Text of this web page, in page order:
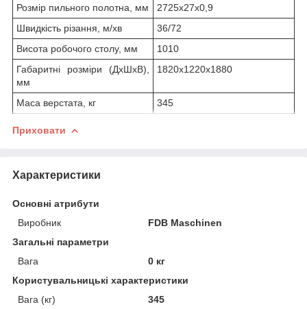
Розмір пильного полотна, мм
2725x27x0,9
Швидкість різання, м/хв
36/72
Висота робочого столу, мм
1010
Габаритні розміри (ДхШхВ),
мм
1820х1220х1880
Маса верстата, кг 345
Приховати
Характеристики
Основні атрибути
Виробник
FDB Maschinen
Загальні параметри
Вага
0 кг
Користувальницькі характеристики
Вага (кг)
345